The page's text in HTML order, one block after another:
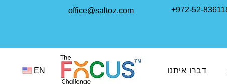
office@saltoz.com +972-52-
EN דברו איתנו